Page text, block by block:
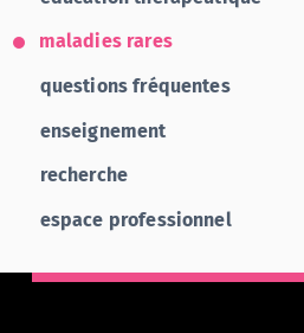
maladies rares
questions fréquentes
enseignement
recherche
espace professionnel